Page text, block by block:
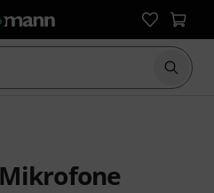
Suche